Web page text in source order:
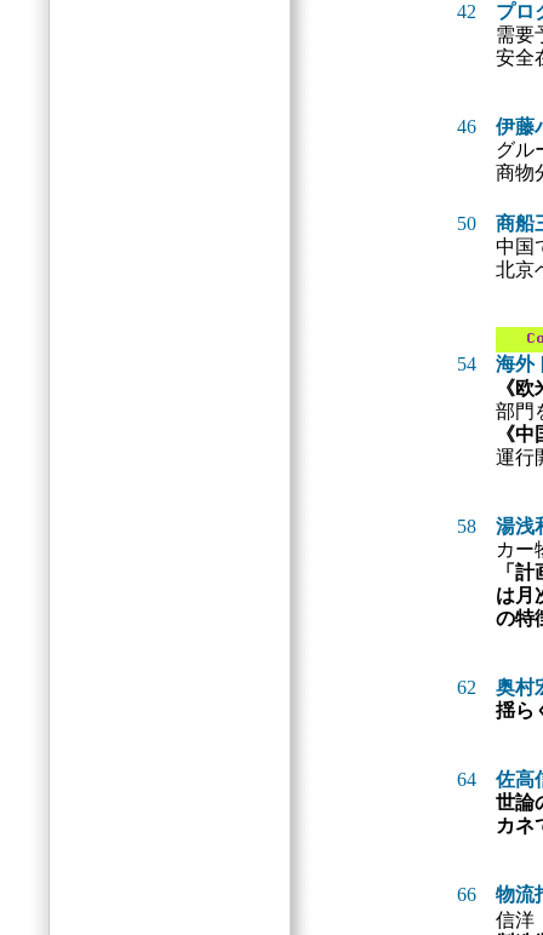
42
プロ
需要
安全
46
伊藤
グル
商物
50
商船
中国
北京
54
海外
《
部門
《
運行
58
湯浅
カー
「
は月
の特
62
奥村
揺ら
64
佐高
世論
カネ
66
物流
信洋